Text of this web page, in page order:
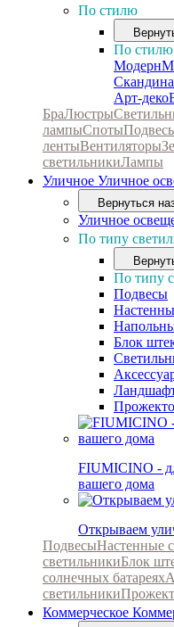
По стилю
По стилю
Модерн
Арт-деко
БраЛюстры
лампыСпоты
лентыВентиляторы
светильникиЛампы
Уличное Уличное
Вернуться
Уличное
По типу
По типу
Подвесы
Блок
FIUMICINO -
вашего дома
Открываем
ПодвесыНастенные
светильникиБлок
солнечных батареях
светильники
Коммерческое